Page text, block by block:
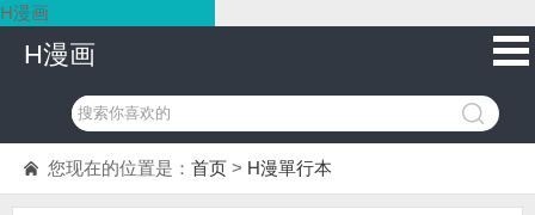
H漫画
H漫画
您现在的位置是： 首页 > H漫單行本